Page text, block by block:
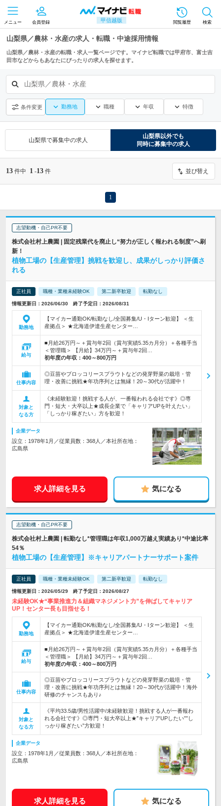
甲信越版
メニュー 会員登録 閲覧履歴 検索
山梨県／農林・水産の求人・転職・中途採用情報
山梨県／農林・水産の転職・求人一覧ページです。マイナビ転職では甲府市、富士吉
田市などからもあなたにぴったりの求人を探せます。
山梨県／農林・水産
条件変更 勤務地 職種 年収 特徴
山梨県で募集中の求人
山梨県以外でも
同時に募集中の求人
13 件中 1 -13 件 並び替え
1
志望動機・自己PR不要
株式会社村上農園 | 固定残業代を廃止し“努力が正しく報われる制度”へ刷
新！
植物工場の【生産管理】挑戦を歓迎し、成果がしっかり評価さ
れる
正社員 職種・業種未経験OK 第二新卒歓迎 転勤なし
情報更新日：2026/06/30 終了予定日：2026/08/31
勤務地
【マイカー通勤OK/転勤なし/全国募集/U・Iターン歓迎】 ＜生
産拠点＞ ★北海道伊達生産センター…
給与
■月給26万円～＋賞与年2回（賞与実績5.35カ月分）＋各種手当
＜管理職＞ 【月給】34万円～＋賞与年2回…
初年度の年収： 400～800万円
仕事内容
◎豆苗やブロッコリースプラウトなどの発芽野菜の栽培・管
理・改善に挑戦★年功序列とは無縁！20～30代が活躍中！
対象と
なる方
《未経験歓迎！挑戦する人が、一番報われる会社です》◎専
門・短大・大卒以上★成長企業で「キャリアUPを叶えたい」
「しっかり稼ぎたい」方を歓迎！
企業データ
設立：1978年1月／従業員数：368人／本社所在地：
広島県
求人詳細を見る 気になる
志望動機・自己PR不要
株式会社村上農園 | 転勤なし*管理職は年収1,000万越え実績あり*中途比率
54％
植物工場の【生産管理】※キャリアパートナーサポート案件
正社員 職種・業種未経験OK 第二新卒歓迎 転勤なし
情報更新日：2026/05/29 終了予定日：2026/08/27
未経験OK★“事業推進力＆組織マネジメント力”を伸ばしてキャリア
UP！センター長も目指せる！
勤務地
【マイカー通勤OK/転勤なし/全国募集/U・Iターン歓迎】 ＜生
産拠点＞ ★北海道伊達生産センター…
給与
■月給26万円～＋賞与年2回（賞与実績5.35カ月分）＋各種手当
＜管理職＞ 【月給】34万円～＋賞与年2回…
初年度の年収： 400～800万円
仕事内容
◎豆苗やブロッコリースプラウトなどの発芽野菜の栽培・管
理・改善に挑戦★年功序列とは無縁！20～30代が活躍中！海外
研修のチャンスもあり♪
対象と
なる方
《平均33.5歳/男性活躍中/未経験歓迎！挑戦する人が一番報わ
れる会社です》◎専門・短大卒以上★”キャリアUPしたい””し
っかり稼ぎたい”方歓迎！
企業データ
設立：1978年1月／従業員数：368人／本社所在地：
広島県
求人詳細を見る 気になる